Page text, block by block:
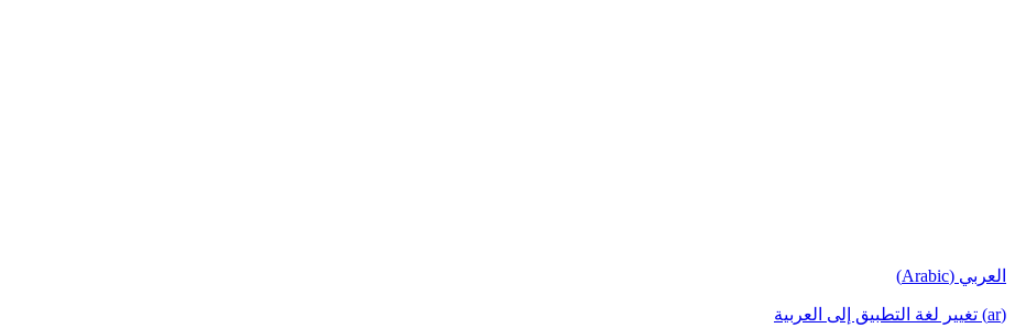
العربي (Arabic)
(ar) تغيير لغة التطبيق إلى العربية